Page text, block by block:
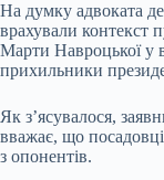
На думку адвоката
врахували контекст
Марти Навроцької у
прихильники
Як з’ясувалося,
вважає, що
з опонентів.